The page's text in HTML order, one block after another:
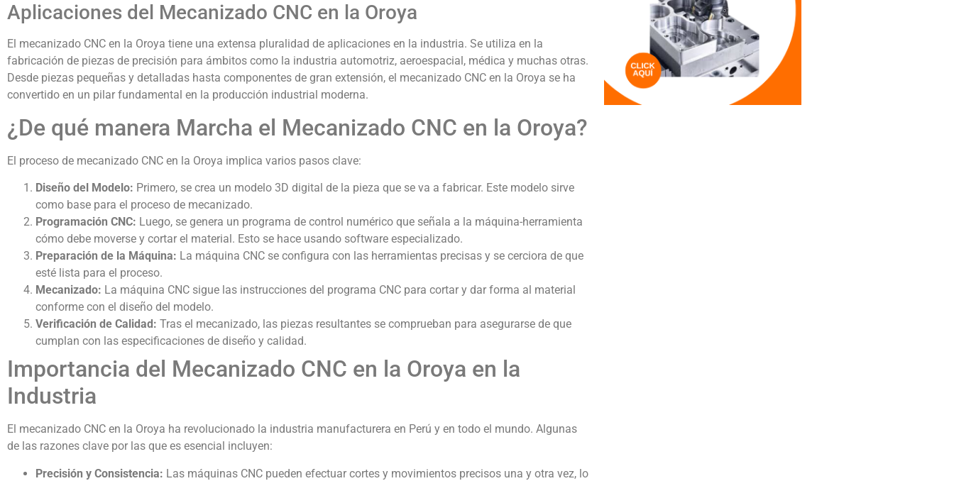
Aplicaciones del Mecanizado CNC en la Oroya
El mecanizado CNC en la Oroya tiene una extensa pluralidad de aplicaciones en la industria. Se utiliza en la
fabricación de piezas de precisión para ámbitos como la industria automotriz, aeroespacial, médica y muchas otras.
Desde piezas pequeñas y detalladas hasta componentes de gran extensión, el mecanizado CNC en la Oroya se ha
convertido en un pilar fundamental en la producción industrial moderna.
¿De qué manera Marcha el Mecanizado CNC en la Oroya?
El proceso de mecanizado CNC en la Oroya implica varios pasos clave:
Diseño del Modelo: Primero, se crea un modelo 3D digital de la pieza que se va a fabricar. Este modelo sirve
como base para el proceso de mecanizado.
Programación CNC: Luego, se genera un programa de control numérico que señala a la máquina-herramienta
cómo debe moverse y cortar el material. Esto se hace usando software especializado.
Preparación de la Máquina: La máquina CNC se configura con las herramientas precisas y se cerciora de que
esté lista para el proceso.
Mecanizado: La máquina CNC sigue las instrucciones del programa CNC para cortar y dar forma al material
conforme con el diseño del modelo.
Verificación de Calidad: Tras el mecanizado, las piezas resultantes se comprueban para asegurarse de que
cumplan con las especificaciones de diseño y calidad.
Importancia del Mecanizado CNC en la Oroya en la
Industria
El mecanizado CNC en la Oroya ha revolucionado la industria manufacturera en Perú y en todo el mundo. Algunas
de las razones clave por las que es esencial incluyen:
Precisión y Consistencia: Las máquinas CNC pueden efectuar cortes y movimientos precisos una y otra vez, lo